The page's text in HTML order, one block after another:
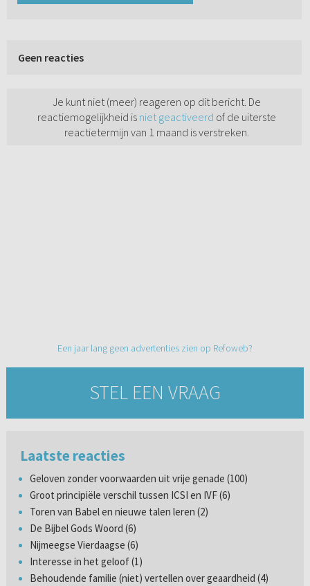
Geen reacties
Je kunt niet (meer) reageren op dit bericht. De
reactiemogelijkheid is niet geactiveerd of de uiterste
reactietermijn van 1 maand is verstreken.
Een jaar lang geen advertenties zien op Refoweb?
STEL EEN VRAAG
Laatste reacties
Geloven zonder voorwaarden uit vrije genade (100)
Groot principiële verschil tussen ICSI en IVF (6)
Toren van Babel en nieuwe talen leren (2)
De Bijbel Gods Woord (6)
Nijmeegse Vierdaagse (6)
Interesse in het geloof (1)
Behoudende familie (niet) vertellen over geaardheid (4)